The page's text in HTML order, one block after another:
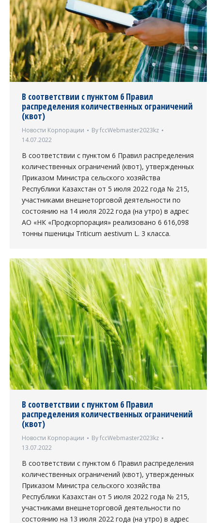
В соответствии с пунктом 6 Правил
распределения количественных ограничений
(квот)
Новости Корпорации ByfccWebmaster2023kz
14.07.2022
В соответствии с пунктом 6 Правил распределения
количественных ограничений (квот), утвержденных
Приказом Министра сельского хозяйства
Республики Казахстан от 5 июля 2022 года № 215,
участниками внешнеторговой деятельности по
состоянию на 14 июля 2022 года (на утро) в адрес
АО «НК «Продкорпорация» реализовано 6 616,098
тонны пшеницы Triticum aestivum L. 3 класса.
В соответствии с пунктом 6 Правил
распределения количественных ограничений
(квот)
Новости Корпорации ByfccWebmaster2023kz
13.07.2022
В соответствии с пунктом 6 Правил распределения
количественных ограничений (квот), утвержденных
Приказом Министра сельского хозяйства
Республики Казахстан от 5 июля 2022 года № 215,
участниками внешнеторговой деятельности по
состоянию на 13 июля 2022 года (на утро) в адрес